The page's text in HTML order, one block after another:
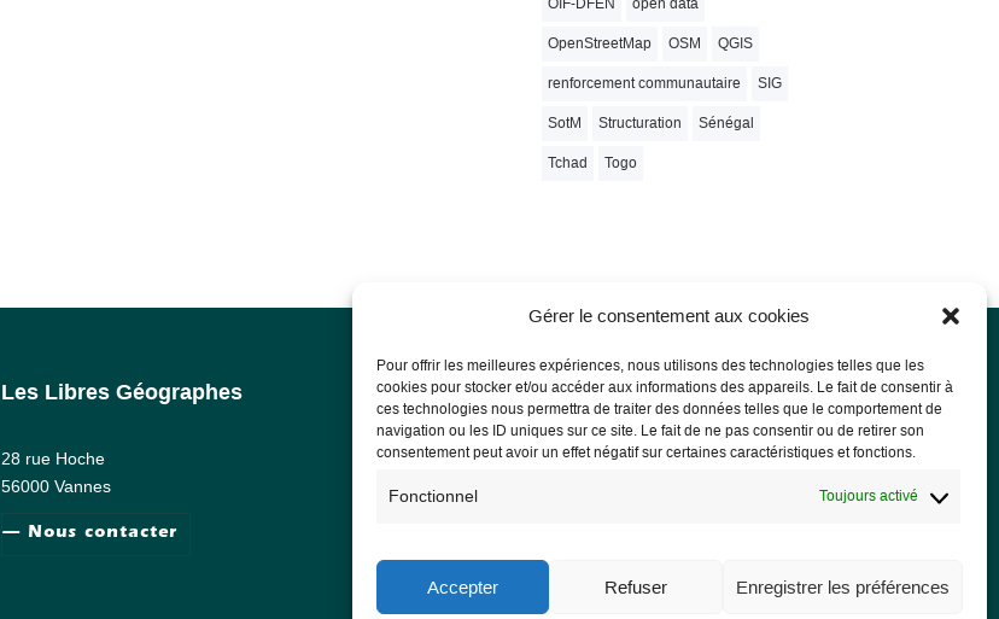
Gérer le consentement aux cookies
Pour offrir les meilleures expériences, nous utilisons des technologies telles que les
cookies pour stocker et/ou accéder aux informations des appareils. Le fait de consentir à
ces technologies nous permettra de traiter des données telles que le comportement de
navigation ou les ID uniques sur ce site. Le fait de ne pas consentir ou de retirer son
consentement peut avoir un effet négatif sur certaines caractéristiques et fonctions.
Fonctionnel Toujours activé
Accepter Refuser Enregistrer les préférences
OIF-DFEN open data
OpenStreetMap OSM QGIS
renforcement communautaire SIG
SotM Structuration Sénégal
Tchad Togo
Les Libres Géographes
28 rue Hoche
56000 Vannes
— Nous contacter
Informations légales
Mentions légales